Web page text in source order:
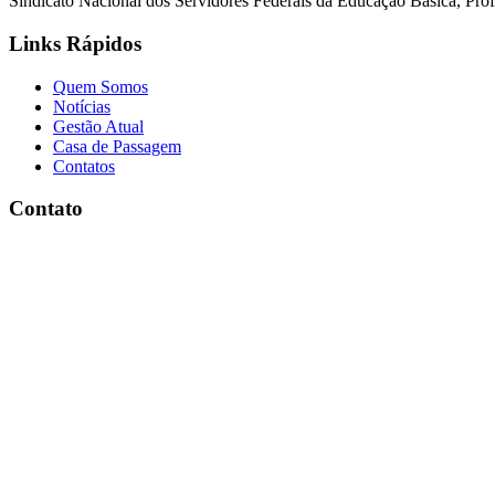
Links Rápidos
Quem Somos
Notícias
Gestão Atual
Casa de Passagem
Contatos
Contato